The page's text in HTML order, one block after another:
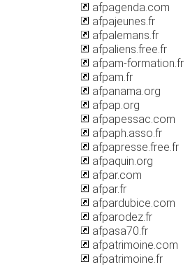
afpagenda.com
afpajeunes.fr
afpalemans.fr
afpaliens.free.fr
afpam-formation.fr
afpam.fr
afpanama.org
afpap.org
afpapessac.com
afpaph.asso.fr
afpapresse.free.fr
afpaquin.org
afpar.com
afpar.fr
afpardubice.com
afparodez.fr
afpasa70.fr
afpatrimoine.com
afpatrimoine.fr